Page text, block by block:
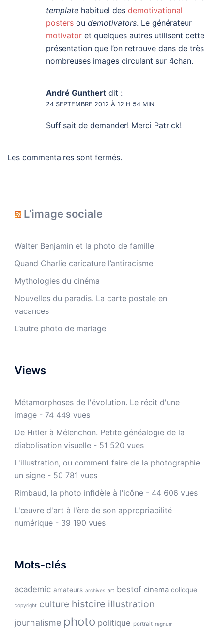
template habituel des demotivational
posters ou demotivators. Le générateur
motivator et quelques autres utilisent cette
présentation que l’on retrouve dans de très
nombreuses images circulant sur 4chan.
André Gunthert dit :
24 SEPTEMBRE 2012 À 12 H 54 MIN
Suffisait de demander! Merci Patrick!
Les commentaires sont fermés.
L’image sociale
Walter Benjamin et la photo de famille
Quand Charlie caricature l’antiracisme
Mythologies du cinéma
Nouvelles du paradis. La carte postale en
vacances
L’autre photo de mariage
Views
Métamorphoses de l'évolution. Le récit d'une
image - 74 449 vues
De Hitler à Mélenchon. Petite généalogie de la
diabolisation visuelle - 51 520 vues
L'illustration, ou comment faire de la photographie
un signe - 50 781 vues
Rimbaud, la photo infidèle à l'icône - 44 606 vues
L'œuvre d'art à l'ère de son appropriabilité
numérique - 39 190 vues
Mots-clés
academic amateurs archives art bestof cinema colloque
copyright culture histoire illustration
journalisme photo politique portrait regnum